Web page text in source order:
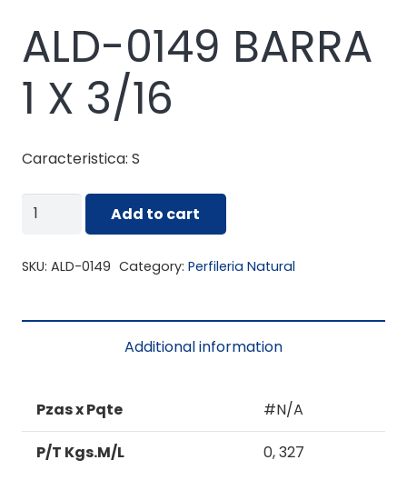
ALD-0149 BARRA
1 X 3/16
Caracteristica: S
ALD-
Add to cart
SKU: ALD-0149 Category: Perfileria Natural
Additional information
Pzas x Pqte #N/A
P/T Kgs.M/L 0, 327